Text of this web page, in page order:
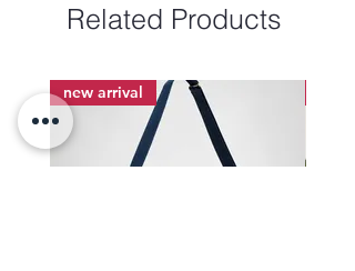
Related Products
new arrival